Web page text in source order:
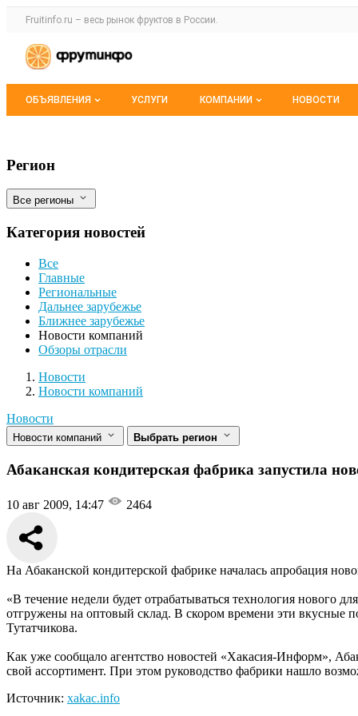
Раздел навигации по сайту fruitinfo.ru
Fruitinfo.ru – весь рынок фруктов в России.
Авторизация и меню пользователя
Навигация по разделам сайта fruitinfo.ru
ОБЪЯВЛЕНИЯ
Мои объявления
УСЛУГИ КОМПАНИИ НОВОСТИ
Абаканская кондитерская фабрика
Фильтры
Регион
Все регионы
Категория новостей
Все
Главные
Региональные
Дальнее зарубежье
Ближнее зарубежье
Новости компаний
Обзоры отрасли
Новости
Разделы
Новости
Новости компаний
Новости
Новости компаний Выбрать регион
Абаканская кондитерская фабрика запустила
10 авг 2009, 14:47 2464
На Абаканской кондитерской фабрике началась апробация
«В течение недели будет отрабатываться технология
отгружены на оптовый склад. В скором времени эти вкусные
Тутатчикова.
Как уже сообщало агентство новостей «Хакасия-Информ»,
свой ассортимент. При этом руководство фабрики нашло
Источник: xakac.info